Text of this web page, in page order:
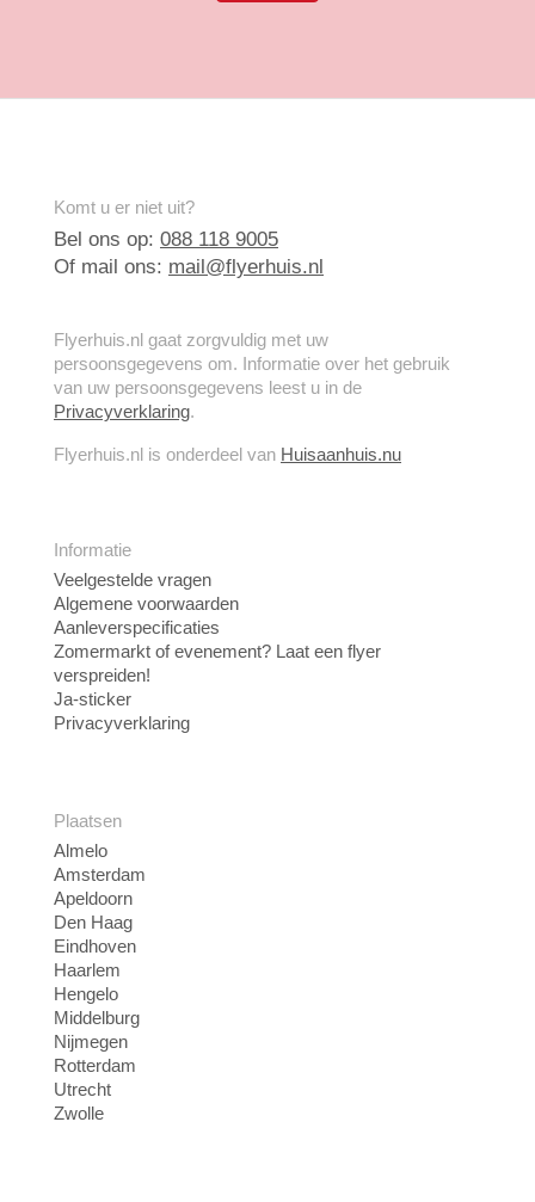
Komt u er niet uit?
Bel ons op: 088 118 9005
Of mail ons: mail@flyerhuis.nl
Flyerhuis.nl gaat zorgvuldig met uw
persoonsgegevens om. Informatie over het gebruik
van uw persoonsgegevens leest u in de
Privacyverklaring.
Flyerhuis.nl is onderdeel van Huisaanhuis.nu
Informatie
Veelgestelde vragen
Algemene voorwaarden
Aanleverspecificaties
Zomermarkt of evenement? Laat een flyer
verspreiden!
Ja-sticker
Privacyverklaring
Plaatsen
Almelo
Amsterdam
Apeldoorn
Den Haag
Eindhoven
Haarlem
Hengelo
Middelburg
Nijmegen
Rotterdam
Utrecht
Zwolle